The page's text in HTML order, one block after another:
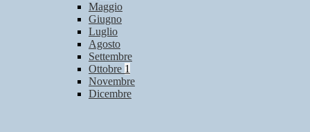
Maggio
Giugno
Luglio
Agosto
Settembre
Ottobre 1
Novembre
Dicembre